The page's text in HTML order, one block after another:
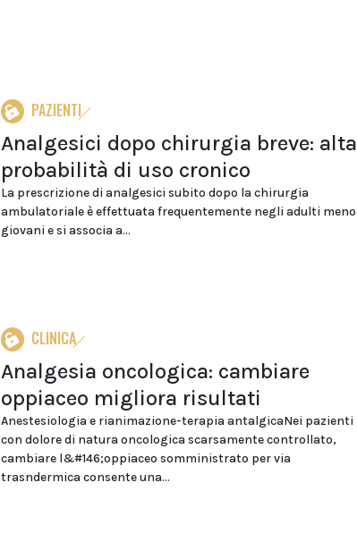
PAZIENTI
Analgesici dopo chirurgia breve: alta
probabilità di uso cronico
La prescrizione di analgesici subito dopo la chirurgia
ambulatoriale è effettuata frequentemente negli adulti meno
giovani e si associa a...
CLINICA
Analgesia oncologica: cambiare
oppiaceo migliora risultati
Anestesiologia e rianimazione-terapia antalgicaNei pazienti
con dolore di natura oncologica scarsamente controllato,
cambiare l&#146;oppiaceo somministrato per via
trasndermica consente una...